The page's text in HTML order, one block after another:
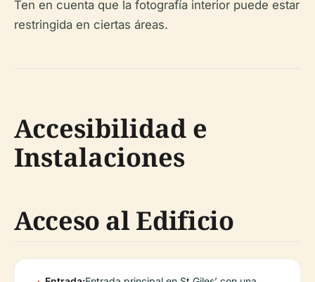
Ten en cuenta que la fotografía interior puede estar
restringida en ciertas áreas.
Accesibilidad e
Instalaciones
Acceso al Edificio